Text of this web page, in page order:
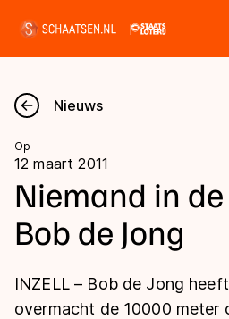
Nieuws
Kalender
Disciplines
Langebaan
Uitslagen
Nieuws
Op
12 maart 2011
Niemand in
Bob de Jong
INZELL – Bob de Jong
overmacht de 10000 meter